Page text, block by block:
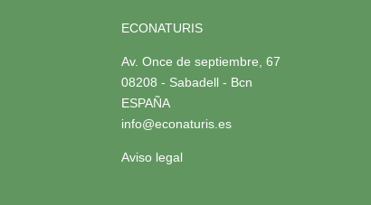
ECONATURIS
Av. Once de septiembre, 67
08208 - Sabadell - Bcn
ESPAÑA
info@econaturis.es
Aviso legal